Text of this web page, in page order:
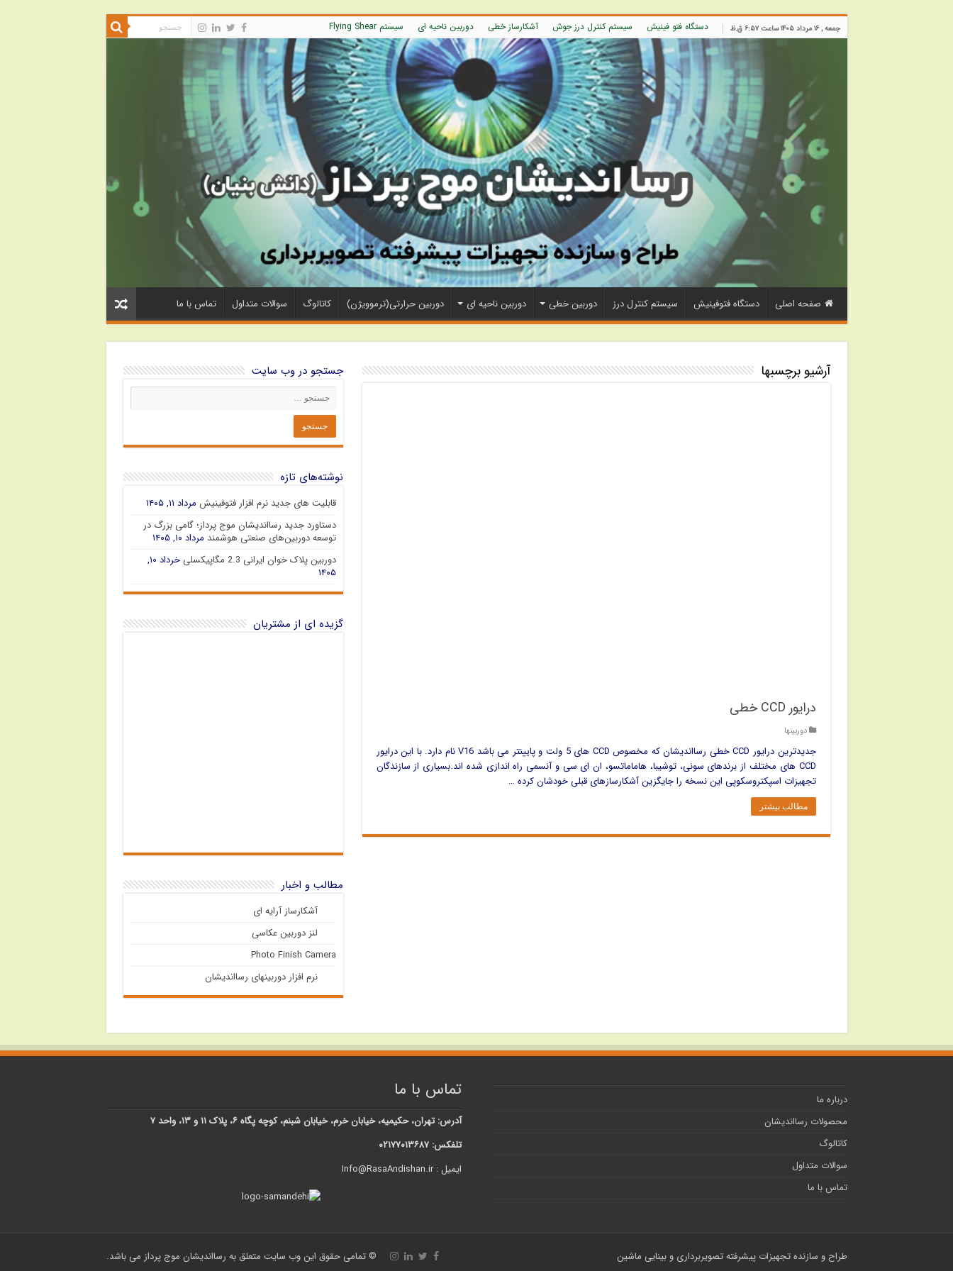
جمعه , ۱۶ مرداد ۱۴۰۵ ساعت ۶:۵۷ ق.ظ دستگاه فتو فینیش سیستم کنترل درز جوش آشکارساز خطی دوربین ناحیه ای سیستم Flying Shear
صفحه اصلی دستگاه فتوفینیش سیستم کنترل درز دوربین خطی دوربین ناحیه ای دوربین حرارتی(ترموویژن) کاتالوگ سوالات متداول تماس با ما
آرشیو برچسبها
درایور CCD خطی
دوربینها
جدیدترین درایور CCD خطی رسااندیشان که مخصوص CCD های 5 ولت و پایینتر می باشد V16 نام دارد. با این درایور
CCD های مختلف از برندهای سونی، توشیبا، هاماماتسو، ان ای سی و آنسمی راه اندازی شده اند.بسیاری از سازندگان
تجهیزات اسپکتروسکوپی این نسخه را جایگزین آشکارسازهای قبلی خودشان کرده …
مطالب بیشتر
جستجو در وب سایت
نوشته‌های تازه
قابلیت های جدید نرم افزار فتوفینیش مرداد ۱۱, ۱۴۰۵
دستاورد جدید رسااندیشان موج پرداز؛ گامی بزرگ در
توسعه دوربین‌های صنعتی هوشمند مرداد ۱۰, ۱۴۰۵
دوربین پلاک خوان ایرانی 2.3 مگاپیکسلی
خرداد ۱۰,
۱۴۰۵
گزیده ای از مشتریان
مطالب و اخبار
آشکارساز آرایه ای
لنز دوربین عکاسی
Photo Finish Camera
نرم افزار دوربینهای رسااندیشان
درباره ما
محصولات رسااندیشان
کاتالوگ
سوالات متداول
تماس با ما
تماس با ما
آدرس: تهران، حکیمیه، خیابان خرم، خیابان شبنم، کوچه پگاه ۶، پلاک ۱۱ و ۱۳، واحد ۷
تلفکس: ۰۲۱۷۷۰۱۳۶۸۷
ایمیل : Info@RasaAndishan.ir
© تمامی حقوق این وب سایت متعلق به رسااندیشان موج پرداز می باشد. طراح و سازنده تجهیزات پیشرفته تصویربرداری و بینایی ماشین